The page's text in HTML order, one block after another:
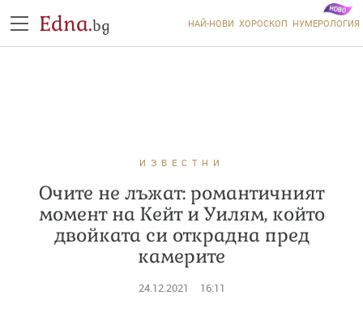
Edna.bg НАЙ-НОВИ ХОРОСКОП НУМЕРОЛОГИЯ
ИЗВЕСТНИ
Очите не лъжат: романтичният
момент на Кейт и Уилям, който
двойката си открадна пред
камерите
24.12.2021 16:11